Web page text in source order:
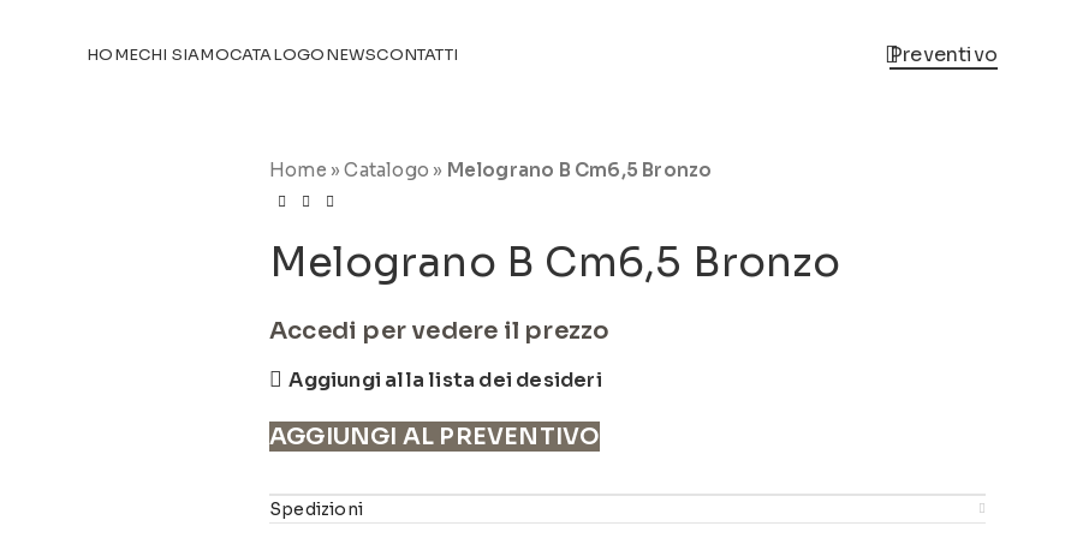
HOMECHI SIAMOCATALOGONEWSCONTATTI Preventivo
Home »Catalogo » Melograno B Cm6,5 Bronzo
Melograno B Cm6,5 Bronzo
Accedi per vedere il prezzo
Aggiungi alla lista dei desideri
AGGIUNGI AL PREVENTIVO
Spedizioni